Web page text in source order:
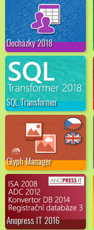
Docházky 2018
SQL Transformer
Glyph Manager
Anopress IT 2016